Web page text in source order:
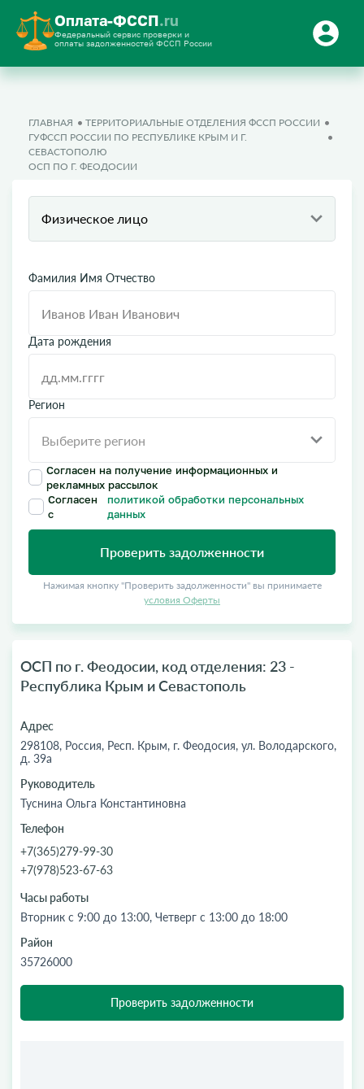
Оплата-ФССП.ru
Федеральный сервис проверки и
оплаты задолженностей ФССП России
ГЛАВНАЯ
ТЕРРИТОРИАЛЬНЫЕ ОТДЕЛЕНИЯ ФССП РОССИИ
ГУФССП РОССИИ ПО РЕСПУБЛИКЕ КРЫМ И Г.
СЕВАСТОПОЛЮ
ОСП ПО Г. ФЕОДОСИИ
Физическое лицо
Фамилия Имя Отчество
Дата рождения
Регион
Согласен на получение информационных и
рекламных рассылок
Согласен
с
политикой обработки персональных
данных
Проверить задолженности
Нажимая кнопку "Проверить задолженности" вы принимаете
условия Оферты
ОСП по г. Феодосии, код отделения: 23 -
Республика Крым и Севастополь
Адрес
298108, Россия, Респ. Крым, г. Феодосия, ул. Володарского,
д. 39а
Руководитель
Туснина Ольга Константиновна
Телефон
+7(365)279-99-30
+7(978)523-67-63
Часы работы
Вторник с 9:00 до 13:00, Четверг с 13:00 до 18:00
Район
35726000
Проверить задолженности